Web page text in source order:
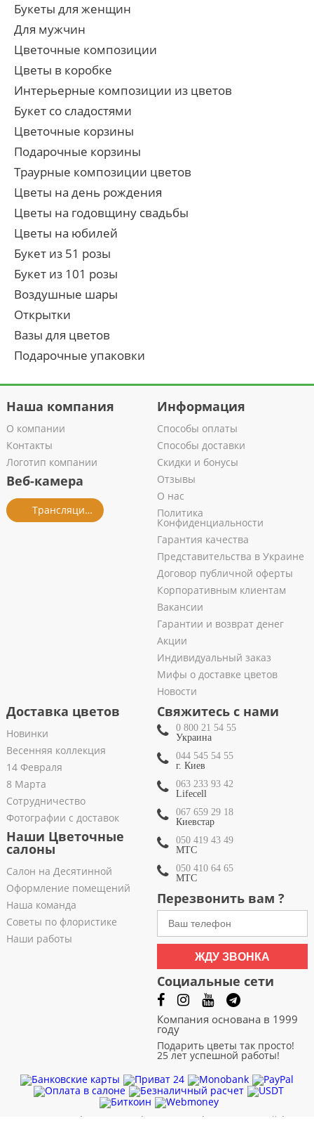
Букеты для женщин
Для мужчин
Цветочные композиции
Цветы в коробке
Интерьерные композиции из цветов
Букет со сладостями
Цветочные корзины
Подарочные корзины
Траурные композиции цветов
Цветы на день рождения
Цветы на годовщину свадьбы
Цветы на юбилей
Букет из 51 розы
Букет из 101 розы
Воздушные шары
Открытки
Вазы для цветов
Подарочные упаковки
Наша компания
О компании
Контакты
Логотип компании
Веб-камера
Трансляция из салона
Информация
Способы оплаты
Способы доставки
Скидки и бонусы
Отзывы
О нас
Политика
Конфиденциальности
Гарантия качества
Представительства в Украине
Договор публичной оферты
Корпоративным клиентам
Вакансии
Гарантии и возврат денег
Акции
Индивидуальный заказ
Мифы о доставке цветов
Новости
Доставка цветов
Новинки
Весенняя коллекция
14 Февраля
8 Марта
Сотрудничество
Фотографии с доставок
Наши Цветочные
салоны
Салон на Десятинной
Оформление помещений
Наша команда
Советы по флористике
Наши работы
Свяжитесь с нами
0 800 21 54 55
Украина
044 545 54 55
г. Киев
063 233 93 42
Lifecell
067 659 29 18
Киевстар
050 419 43 49
МТС
050 410 64 65
МТС
Перезвонить вам ?
ЖДУ ЗВОНКА
Социальные сети
Компания основана в 1999
году
Подарить цветы так просто!
25 лет успешной работы!
| | | Хмельницкий |